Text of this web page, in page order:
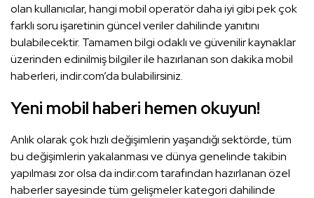
olan kullanıcılar, hangi mobil operatör daha iyi gibi pek çok
farklı soru işaretinin güncel veriler dahilinde yanıtını
bulabilecektir. Tamamen bilgi odaklı ve güvenilir kaynaklar
üzerinden edinilmiş bilgiler ile hazırlanan son dakika mobil
haberleri, indir.com’da bulabilirsiniz.
Yeni mobil haberi hemen okuyun!
Anlık olarak çok hızlı değişimlerin yaşandığı sektörde, tüm
bu değişimlerin yakalanması ve dünya genelinde takibin
yapılması zor olsa da indir.com tarafından hazırlanan özel
haberler sayesinde tüm gelişmeler kategori dahilinde